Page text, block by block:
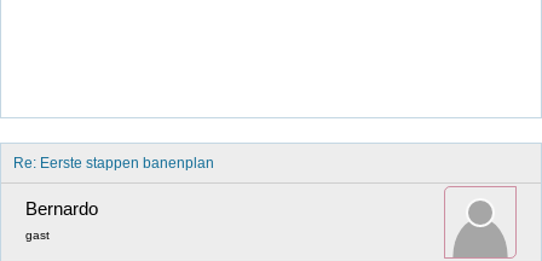
Re: Eerste stappen banenplan
Bernardo
gast